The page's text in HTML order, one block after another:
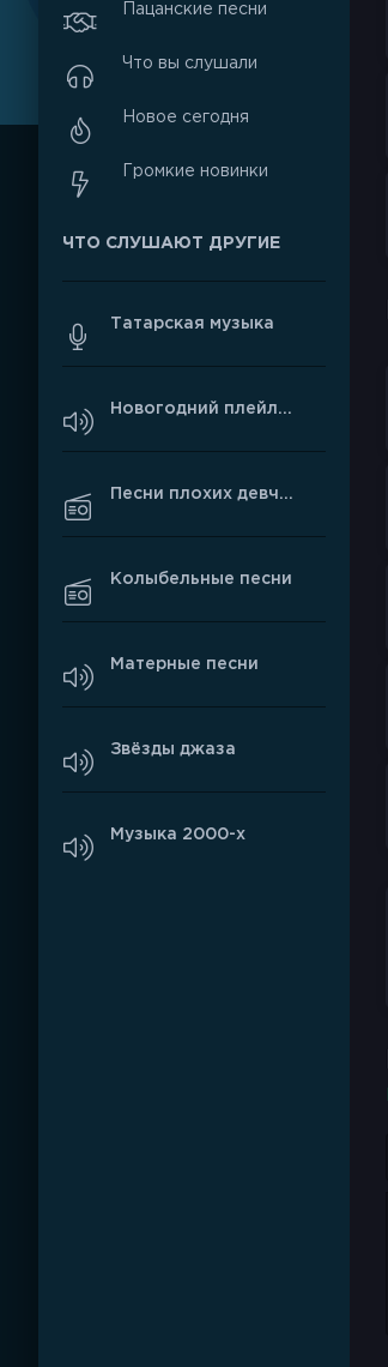
Пацанские песни
Что вы слушали
Новое сегодня
Громкие новинки
ЧТО СЛУШАЮТ ДРУГИЕ
Татарская музыка
Новогодний плейлист
Песни плохих девчонок
Колыбельные песни
Матерные песни
Звёзды джаза
Музыка 2000-х